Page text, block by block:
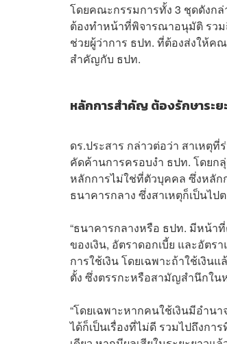
โดยคณะกรรมการทั้ง 3 ชุดดังก
ต้องทำหน้าที่พิจารณาอนุมัติ รวม
ช่วยผู้ว่าการ ธปท. ที่ต้องส่งให้
สำคัญกับ ธปท.
หลักการสำคัญ ต้องรักษาระย
ดร.ประสาร กล่าวต่อว่า สาเหตุ
คัดค้านการครอบงำ ธปท. โดยก
หลักการไม่ใช่ที่ตัวบุคคล ซึ่งหลัก
ธนาคารกลาง ซึ่งสาเหตุก็เป็นไ
“ธนาคารกลางหรือ ธปท. มีหน้า
ของเงิน, อัตราดอกเบี้ย และอัตร
การใช้เงิน โดยเฉพาะถ้าใช้เงิน
ตั้ง ซึ่งตรรกะหรือสามัญสำนึกใ
“โดยเฉพาะหากคนใช้เงินมีอำน
ได้ก็เป็นเรื่องที่ไม่ดี รวมไปถึงกา